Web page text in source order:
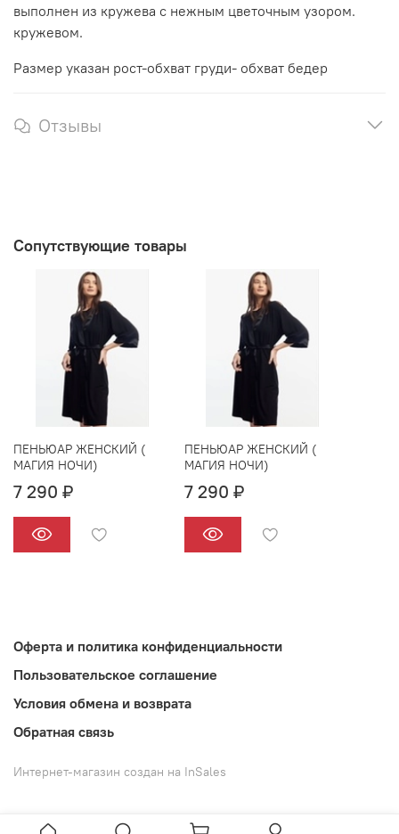
выполнен из кружева с нежным цветочным узором.
кружевом.
Размер указан рост-обхват груди- обхват бедер
Отзывы
Сопутствующие товары
ПЕНЬЮАР ЖЕНСКИЙ (
МАГИЯ НОЧИ)
7 290 ₽
ПЕНЬЮАР ЖЕНСКИЙ (
МАГИЯ НОЧИ)
7 290 ₽
Оферта и политика конфиденциальности
Пользовательское соглашение
Условия обмена и возврата
Обратная связь
Интернет-магазин создан на InSales